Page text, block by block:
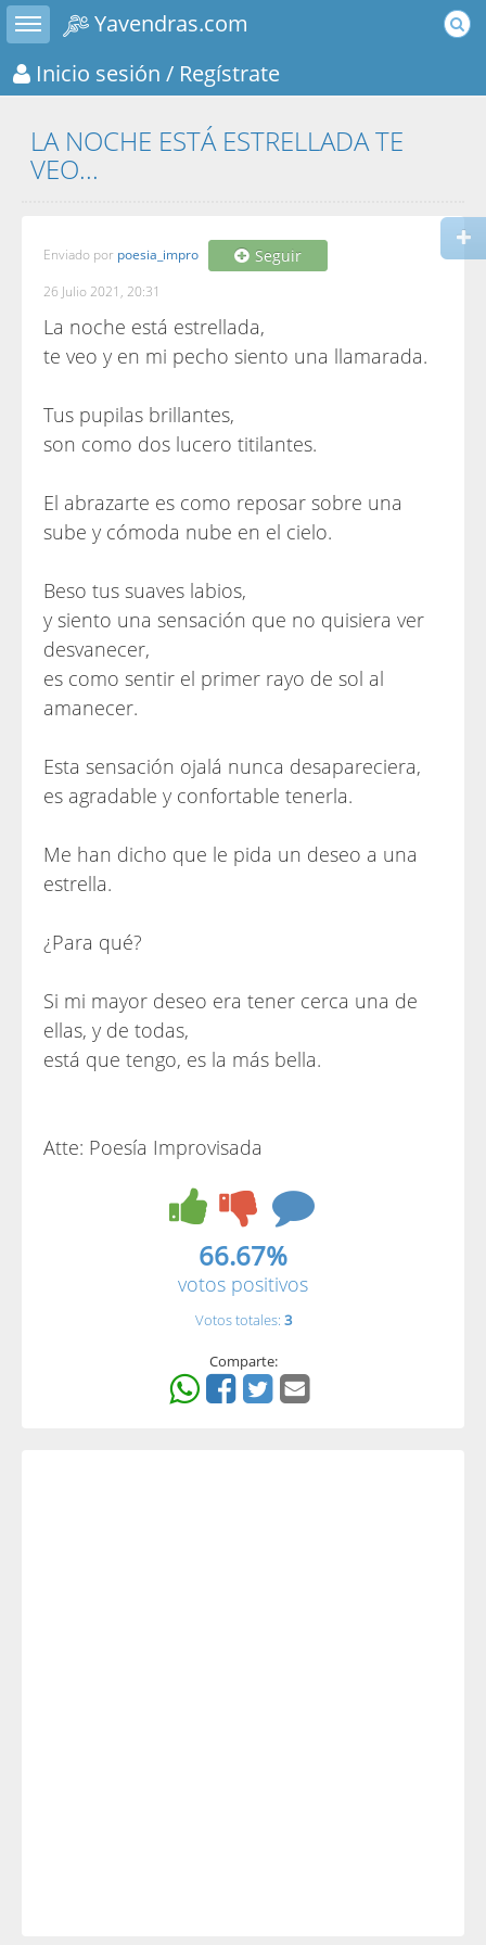
Toggle sidebar
Yavendras.com
Inicio sesión / Regístrate
LA NOCHE ESTÁ ESTRELLADA TE
VEO...
Enviado por poesia_impro Seguir
26 Julio 2021, 20:31
La noche está estrellada,
te veo y en mi pecho siento una llamarada.
Tus pupilas brillantes,
son como dos lucero titilantes.
El abrazarte es como reposar sobre una
sube y cómoda nube en el cielo.
Beso tus suaves labios,
y siento una sensación que no quisiera ver
desvanecer,
es como sentir el primer rayo de sol al
amanecer.
Esta sensación ojalá nunca desapareciera,
es agradable y confortable tenerla.
Me han dicho que le pida un deseo a una
estrella.
¿Para qué?
Si mi mayor deseo era tener cerca una de
ellas, y de todas,
está que tengo, es la más bella.
Atte: Poesía Improvisada
66.67%
votos positivos
Votos totales: 3
Comparte: